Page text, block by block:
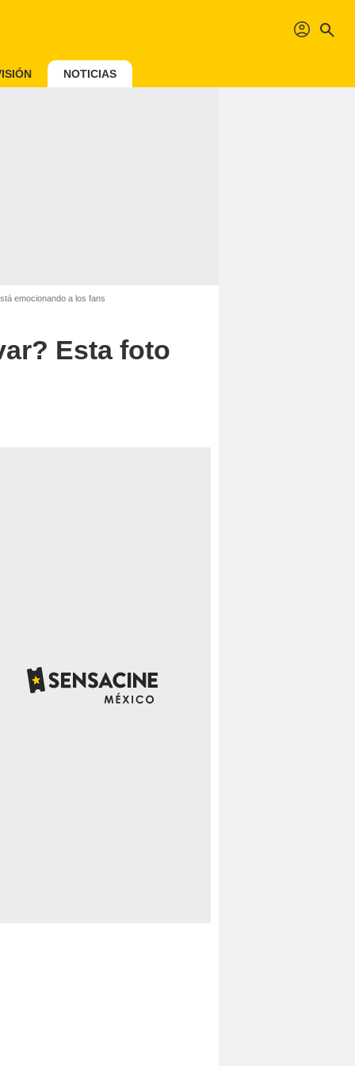
profil search
NOTICIAS
emocionando a los fans
Esta foto